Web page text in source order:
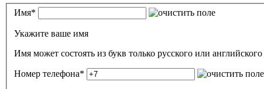
Имя*
Укажите ваше имя
Номер телефона*